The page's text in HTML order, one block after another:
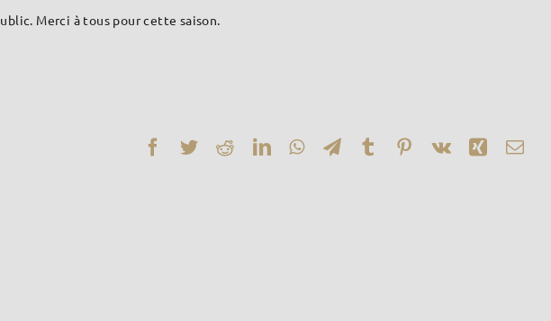
Merci à tous pour cette saison.
Facebook
TwitterRedditLinkedInWhatsAppTelegram
TumblrPinterest
Vk Xing